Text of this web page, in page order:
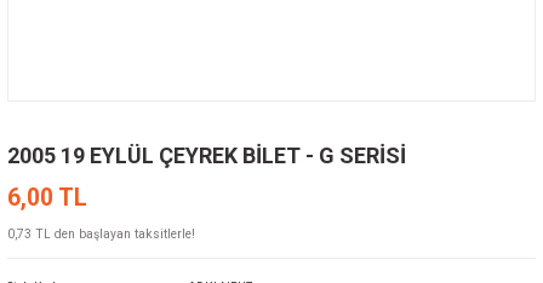
2005 19 EYLÜL ÇEYREK BİLET - G SERİSİ
6,00 TL
0,73 TL den başlayan taksitlerle!